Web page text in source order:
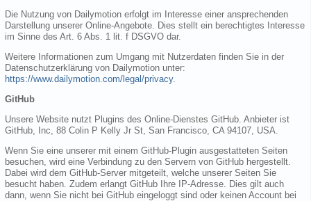
Die Nutzung von Dailymotion erfolgt im Interesse einer ansprechenden
Darstellung unserer Online-Angebote. Dies stellt ein berechtigtes Interesse
im Sinne des Art. 6 Abs. 1 lit. f DSGVO dar.
Weitere Informationen zum Umgang mit Nutzerdaten finden Sie in der
Datenschutzerklärung von Dailymotion unter:
https://www.dailymotion.com/legal/privacy.
GitHub
Unsere Website nutzt Plugins des Online-Dienstes GitHub. Anbieter ist
GitHub, Inc, 88 Colin P Kelly Jr St, San Francisco, CA 94107, USA.
Wenn Sie eine unserer mit einem GitHub-Plugin ausgestatteten Seiten
besuchen, wird eine Verbindung zu den Servern von GitHub hergestellt.
Dabei wird dem GitHub-Server mitgeteilt, welche unserer Seiten Sie
besucht haben. Zudem erlangt GitHub Ihre IP-Adresse. Dies gilt auch
dann, wenn Sie nicht bei GitHub eingeloggt sind oder keinen Account bei